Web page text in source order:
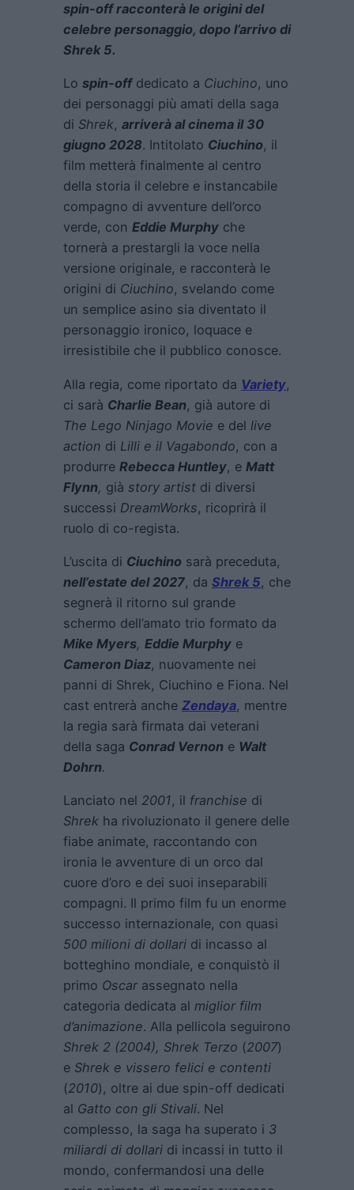
spin-off racconterà le origini del
celebre personaggio, dopo l’arrivo di
Shrek 5.
Lo spin-offdedicato a Ciuchino, uno
dei personaggi più amati della saga
di Shrek, arriverà al cinema il 30
giugno 2028. Intitolato Ciuchino, il
film metterà finalmente al centro
della storia il celebre e instancabile
compagno di avventure dell’orco
verde, con Eddie Murphy che
tornerà a prestargli la voce nella
versione originale, e racconterà le
origini di Ciuchino, svelando come
un semplice asino sia diventato il
personaggio ironico, loquace e
irresistibile che il pubblico conosce.
Alla regia, come riportato da Variety,
ci sarà Charlie Bean, già autore di
The Lego Ninjago Movie e del live
action di Lilli e il Vagabondo, con a
produrre Rebecca Huntley, e Matt
Flynn, già story artist di diversi
successi DreamWorks, ricoprirà il
ruolo di co-regista.
L’uscita di Ciuchino sarà preceduta,
nell’estate del 2027, da Shrek 5, che
segnerà il ritorno sul grande
schermo dell’amato trio formato da
Mike Myers, Eddie Murphy e
Cameron Diaz, nuovamente nei
panni di Shrek, Ciuchino e Fiona. Nel
cast entrerà anche Zendaya, mentre
la regia sarà firmata dai veterani
della saga Conrad Vernon e Walt
Dohrn.
Lanciato nel 2001, il franchise di
Shrek ha rivoluzionato il genere delle
fiabe animate, raccontando con
ironia le avventure di un orco dal
cuore d’oro e dei suoi inseparabili
compagni. Il primo film fu un enorme
successo internazionale, con quasi
500 milioni di dollari di incasso al
botteghino mondiale, e conquistò il
primo Oscarassegnato nella
categoria dedicata al miglior film
d’animazione. Alla pellicola seguirono
Shrek 2 (2004), Shrek Terzo (2007)
e Shrek e vissero felici e contenti
(2010), oltre ai due spin-off dedicati
al Gatto con gli Stivali. Nel
complesso, la saga ha superato i 3
miliardi di dollari di incassi in tutto il
mondo, confermandosi una delle